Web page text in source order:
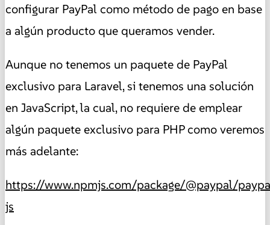
configurar PayPal como método de pago en base
a algún producto que queramos vender.
Aunque no tenemos un paquete de PayPal
exclusivo para Laravel, si tenemos una solución
en JavaScript, la cual, no requiere de emplear
algún paquete exclusivo para PHP como veremos
más adelante:
https://www.npmjs.com/package/@paypal/
js